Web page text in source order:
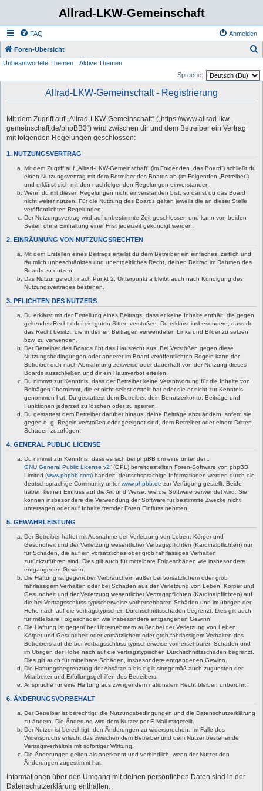
Allrad-LKW-Gemeinschaft
FAQ Anmelden
Foren-Übersicht
Unbeantwortete Themen
Aktive Themen
Sprache:
Allrad-LKW-Gemeinschaft - Registrierung
Mit dem Zugriff auf „Allrad-LKW-Gemeinschaft“ („https://www.allrad-lkw-
gemeinschaft.de/phpBB3“) wird zwischen dir und dem Betreiber ein Vertrag
mit folgenden Regelungen geschlossen:
1. NUTZUNGSVERTRAG
Mit dem Zugriff auf „Allrad-LKW-Gemeinschaft“ (im Folgenden „das Board“) schließt du
einen Nutzungsvertrag mit dem Betreiber des Boards ab (im Folgenden „Betreiber“)
und erklärst dich mit den nachfolgenden Regelungen einverstanden.
Wenn du mit diesen Regelungen nicht einverstanden bist, so darfst du das Board
nicht weiter nutzen. Für die Nutzung des Boards gelten jeweils die an dieser Stelle
veröffentlichten Regelungen.
Der Nutzungsvertrag wird auf unbestimmte Zeit geschlossen und kann von beiden
Seiten ohne Einhaltung einer Frist jederzeit gekündigt werden.
2. EINRÄUMUNG VON NUTZUNGSRECHTEN
Mit dem Erstellen eines Beitrags erteilst du dem Betreiber ein einfaches, zeitlich und
räumlich unbeschränktes und unentgeltliches Recht, deinen Beitrag im Rahmen des
Boards zu nutzen.
Das Nutzungsrecht nach Punkt 2, Unterpunkt a bleibt auch nach Kündigung des
Nutzungsvertrages bestehen.
3. PFLICHTEN DES NUTZERS
Du erklärst mit der Erstellung eines Beitrags, dass er keine Inhalte enthält, die gegen
geltendes Recht oder die guten Sitten verstoßen. Du erklärst insbesondere, dass du
das Recht besitzt, die in deinen Beiträgen verwendeten Links und Bilder zu setzen
bzw. zu verwenden.
Der Betreiber des Boards übt das Hausrecht aus. Bei Verstößen gegen diese
Nutzungsbedingungen oder anderer im Board veröffentlichten Regeln kann der
Betreiber dich nach Abmahnung zeitweise oder dauerhaft von der Nutzung dieses
Boards ausschließen und dir ein Hausverbot erteilen.
Du nimmst zur Kenntnis, dass der Betreiber keine Verantwortung für die Inhalte von
Beiträgen übernimmt, die er nicht selbst erstellt hat oder die er nicht zur Kenntnis
genommen hat. Du gestattest dem Betreiber, dein Benutzerkonto, Beiträge und
Funktionen jederzeit zu löschen oder zu sperren.
Du gestattest dem Betreiber darüber hinaus, deine Beiträge abzuändern, sofern sie
gegen o. g. Regeln verstoßen oder geeignet sind, dem Betreiber oder einem Dritten
Schaden zuzufügen.
4. GENERAL PUBLIC LICENSE
Du nimmst zur Kenntnis, dass es sich bei phpBB um eine unter der „
GNU General Public License v2“ (GPL) bereitgestellten Foren-Software von phpBB
Limited (www.phpbb.com) handelt; deutschsprachige Informationen werden durch die
deutschsprachige Community unterwww.phpbb.de zur Verfügung gestellt. Beide
haben keinen Einfluss auf die Art und Weise, wie die Software verwendet wird. Sie
können insbesondere die Verwendung der Software für bestimmte Zwecke nicht
untersagen oder auf Inhalte fremder Foren Einfluss nehmen.
5. GEWÄHRLEISTUNG
Der Betreiber haftet mit Ausnahme der Verletzung von Leben, Körper und
Gesundheit und der Verletzung wesentlicher Vertragspflichten (Kardinalpflichten) nur
für Schäden, die auf ein vorsätzliches oder grob fahrlässiges Verhalten
zurückzuführen sind. Dies gilt auch für mittelbare Folgeschäden wie insbesondere
entgangenen Gewinn.
Die Haftung ist gegenüber Verbrauchern außer bei vorsätzlichem oder grob
fahrlässigem Verhalten oder bei Schäden aus der Verletzung von Leben, Körper und
Gesundheit und der Verletzung wesentlicher Vertragspflichten (Kardinalpflichten) auf
die bei Vertragsschluss typischerweise vorhersehbaren Schäden und im übrigen der
Höhe nach auf die vertragstypischen Durchschnittsschäden begrenzt. Dies gilt auch
für mittelbare Folgeschäden wie insbesondere entgangenen Gewinn.
Die Haftung ist gegenüber Unternehmern außer bei der Verletzung von Leben,
Körper und Gesundheit oder vorsätzlichem oder grob fahrlässigem Verhalten des
Betreibers auf die bei Vertragsschluss typischerweise vorhersehbaren Schäden und
im Übrigen der Höhe nach auf die vertragstypischen Durchschnittsschäden begrenzt.
Dies gilt auch für mittelbare Schäden, insbesondere entgangenen Gewinn.
Die Haftungsbegrenzung der Absätze a bis c gilt sinngemäß auch zugunsten der
Mitarbeiter und Erfüllungsgehilfen des Betreibers.
Ansprüche für eine Haftung aus zwingendem nationalem Recht bleiben unberührt.
6. ÄNDERUNGSVORBEHALT
Der Betreiber ist berechtigt, die Nutzungsbedingungen und die Datenschutzerklärung
zu ändern. Die Änderung wird dem Nutzer per E-Mail mitgeteilt.
Der Nutzer ist berechtigt, den Änderungen zu widersprechen. Im Falle des
Widerspruchs erlischt das zwischen dem Betreiber und dem Nutzer bestehende
Vertragsverhältnis mit sofortiger Wirkung.
Die Änderungen gelten als anerkannt und verbindlich, wenn der Nutzer den
Änderungen zugestimmt hat.
Informationen über den Umgang mit deinen persönlichen Daten sind in der
Datenschutzerklärung enthalten.